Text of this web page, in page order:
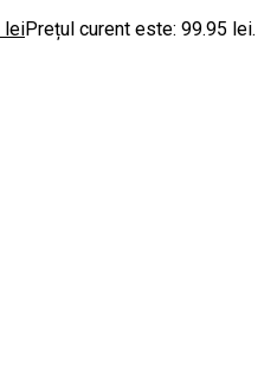
leiPrețul curent este: 99.95 lei.